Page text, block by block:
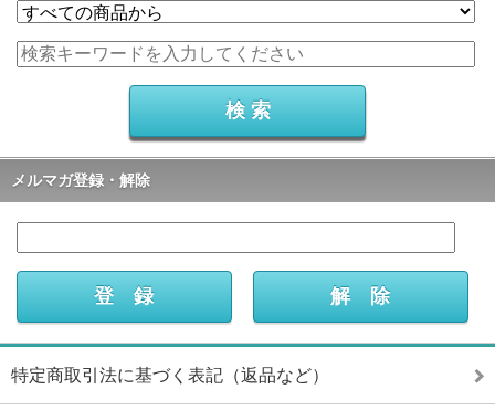
メルマガ登録・解除
特定商取引法に基づく表記（返品など）